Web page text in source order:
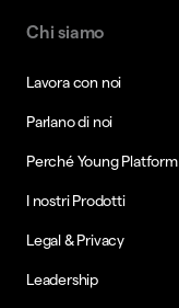
Chi siamo
Lavora con noi
Parlano di noi
Perché Young Platform
I nostri Prodotti
Legal & Privacy
Leadership